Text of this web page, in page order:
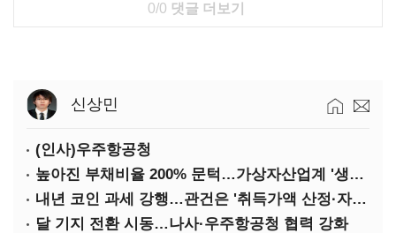
0/0 댓글 더보기
신상민
(인사)우주항공청
높아진 부채비율 200% 문턱…가상자산업계 '생존 시험대'
내년 코인 과세 강행…관건은 '취득가액 산정·자산 이동'
달 기지 전환 시동…나사·우주항공청 협력 강화